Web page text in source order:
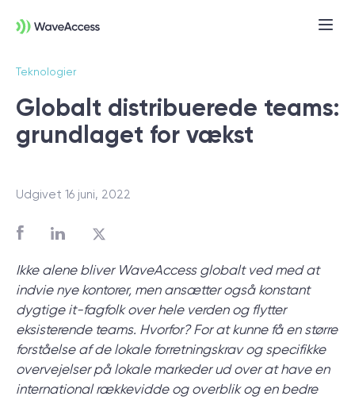
Teknologier
Globalt distribuerede teams:
grundlaget for vækst
Udgivet 16 juni, 2022
Ikke alene bliver WaveAccess globalt ved med at
indvie nye kontorer, men ansætter også konstant
dygtige it-fagfolk over hele verden og flytter
eksisterende teams. Hvorfor? For at kunne få en større
forståelse af de lokale forretningskrav og specifikke
overvejelser på lokale markeder ud over at have en
international rækkevidde og overblik og en bedre
Er du i tvivl om, hvad du
Vi leder dig gennem en discovery session,
så du kan få styr på behov, tekniske krav
og forretningsmål — og komme godt fra
start.